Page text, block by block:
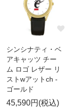
シンシナティ・ベ
アキャッツ チー
ム ロゴ レザー リ
ストwアットch -
ゴールド
45,590円(税込)